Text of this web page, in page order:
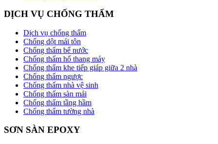
DỊCH VỤ CHỐNG THẤM
Dịch vụ chống thấm
Chống dột mái tôn
Chống thấm bể nước
Chống thấm hố thang máy
Chống thấm khe tiếp giáp giữa 2 nhà
Chống thấm ngược
Chống thấm nhà vệ sinh
Chống thấm sàn mái
Chống thấm tầng hầm
Chống thấm tường nhà
SƠN SÀN EPOXY